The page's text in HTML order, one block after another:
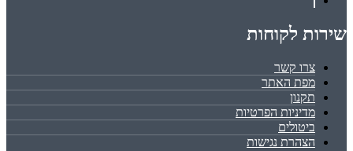
שירות לקוחות
צרו קשר
מפת האתר
תקנון
מדיניות הפרטיות
ביטולים
הצהרת נגישות